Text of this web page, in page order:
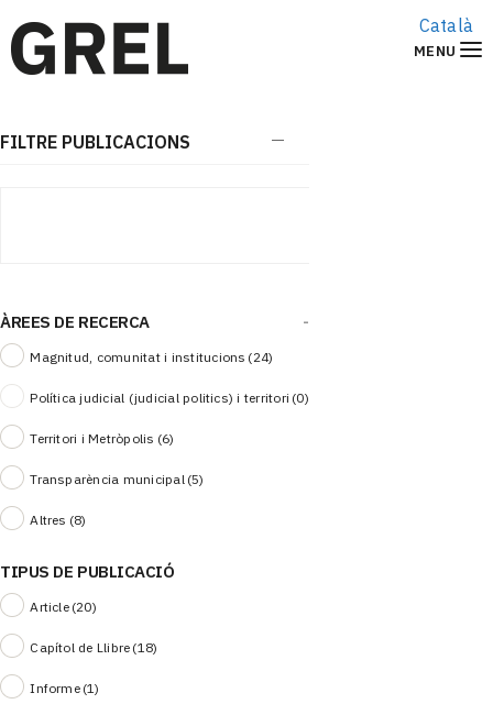
MENU
FILTRE PUBLICACIONS
ÀREES DE RECERCA -
Magnitud, comunitat i institucions (24)
Política judicial (judicial politics) i territori (0)
Territori i Metròpolis (6)
Transparència municipal (5)
Altres (8)
TIPUS DE PUBLICACIÓ
Article (20)
Capítol de Llibre (18)
Informe (1)
Català